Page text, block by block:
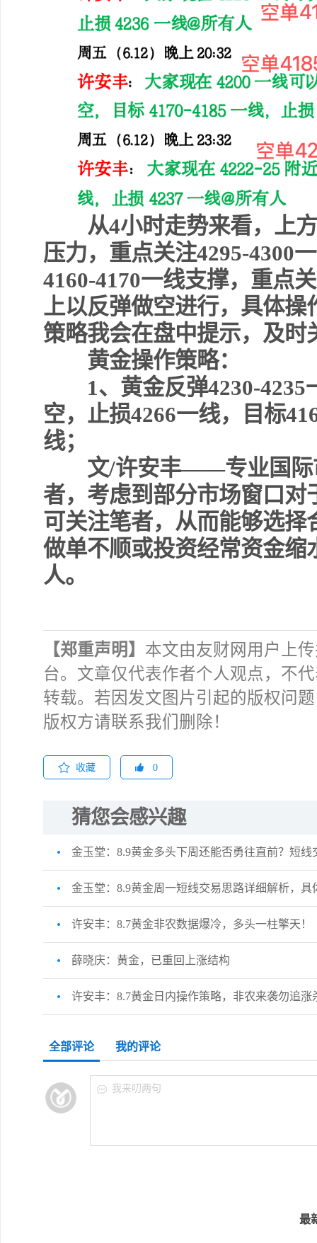
从4小时走势来看，上方
压力，重点关注4295-4300
4160-4170一线支撑，重点
上以反弹做空进行，具体
策略我会在盘中提示，及时
黄金操作策略：
1、黄金反弹4230-4235
空，止损4266一线，目标
线；
文/许安丰——专业国际
者，考虑到部分市场窗口
可关注笔者，从而能够选
做单不顺或投资经常资金
人。
【郑重声明】 本文由友财网用户上
台。文章仅代表作者个人观点，不
转载。若因发文图片引起的版权问
版权方请联系我们删除！
收藏 0
猜您会感兴趣
金玉堂：8.9黄金多头下周还能否勇往直前？短线
金玉堂：8.9黄金周一短线交易思路详细解析，具
许安丰：8.7黄金非农数据爆冷，多头一柱擎天！
薛晓庆：黄金，已重回上涨结构
许安丰：8.7黄金日内操作策略，非农来袭勿追涨
全部评论 我的评论
我来叨两句
最